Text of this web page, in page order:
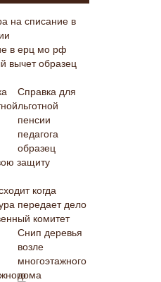
на списание в
в ерц мо рф
вычет образец
Справка для
льготной
пенсии
педагога
образец
защиту
когда
передает дело
комитет
Снип деревья
возле
многоэтажного
дома